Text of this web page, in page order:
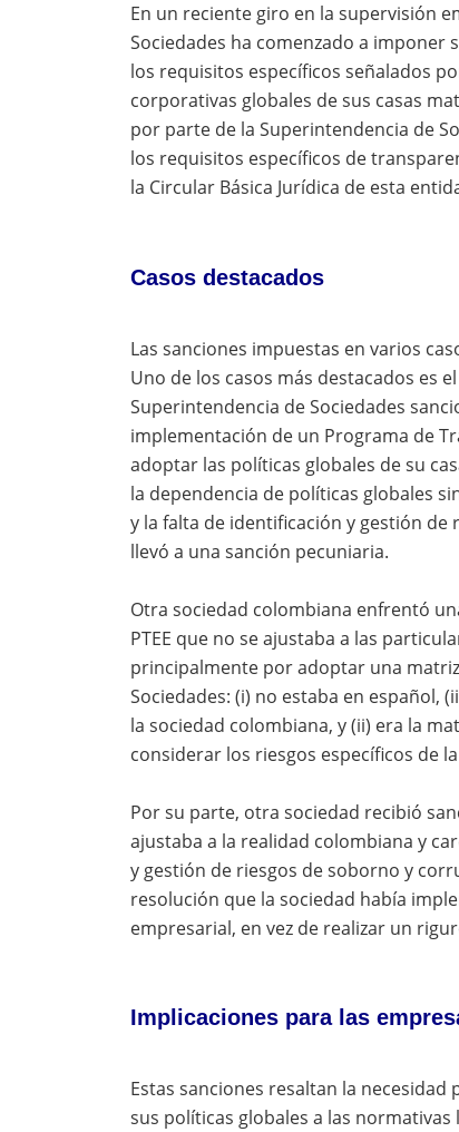
En un reciente giro en la supervisión
Sociedades ha comenzado a imponer
los requisitos específicos señalados
corporativas globales de sus casas
por parte de la Superintendencia de
los requisitos específicos de
la Circular Básica Jurídica de esta
Casos destacados
Las sanciones impuestas en varios
Uno de los casos más destacados es
Superintendencia de Sociedades
implementación de un Programa de
adoptar las políticas globales de su
la dependencia de políticas globales
y la falta de identificación y gestión
llevó a una sanción pecuniaria.
Otra sociedad colombiana enfrentó
PTEE que no se ajustaba a las
principalmente por adoptar una
Sociedades: (i) no estaba en español,
la sociedad colombiana, y (ii) era la
considerar los riesgos específicos de
Por su parte, otra sociedad recibió
ajustaba a la realidad colombiana y
y gestión de riesgos de soborno y
resolución que la sociedad había
empresarial, en vez de realizar un
Implicaciones para las
Estas sanciones resaltan la
sus políticas globales a las